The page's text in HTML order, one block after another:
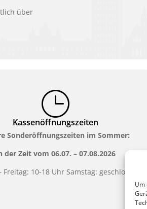
Um
über
Kassenöffnungszeiten
Sonderöffnungszeiten im Sommer:
der Zeit vom 06.07. – 07.08.2026
Freitag: 10-18 Uhr Samstag: geschlossen